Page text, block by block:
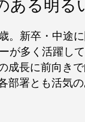
ある明る
。新卒・中途
が多く活躍し
成長に前向き
部署とも活気